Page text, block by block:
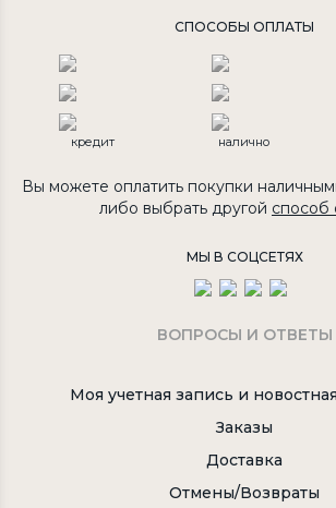
СПОСОБЫ ОПЛАТЫ
кредит налично
Вы можете оплатить покупки
либо выбрать другой способ
МЫ В СОЦСЕТЯХ
ВОПРОСЫ И ОТВЕТЫ
Моя учетная запись и
Заказы
Доставка
Отмены/Возвраты